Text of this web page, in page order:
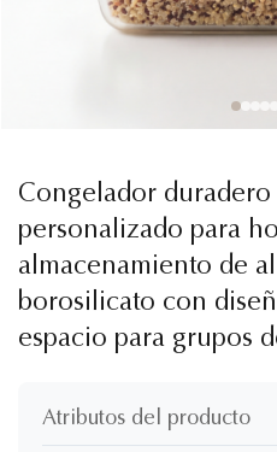
Congelador
personalizado para
almacenamiento de
borosilicato con
espacio para grupos
Atributos del producto